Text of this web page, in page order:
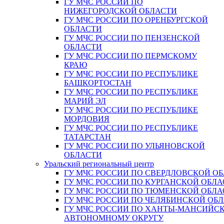
ГУ МЧС РОССИИ ПО
НИЖЕГОРОДСКОЙ ОБЛАСТИ
ГУ МЧС РОССИИ ПО ОРЕНБУРГСКОЙ
ОБЛАСТИ
ГУ МЧС РОССИИ ПО ПЕНЗЕНСКОЙ
ОБЛАСТИ
ГУ МЧС РОССИИ ПО ПЕРМСКОМУ
КРАЮ
ГУ МЧС РОССИИ ПО РЕСПУБЛИКЕ
БАШКОРТОСТАН
ГУ МЧС РОССИИ ПО РЕСПУБЛИКЕ
МАРИЙ ЭЛ
ГУ МЧС РОССИИ ПО РЕСПУБЛИКЕ
МОРДОВИЯ
ГУ МЧС РОССИИ ПО РЕСПУБЛИКЕ
ТАТАРСТАН
ГУ МЧС РОССИИ ПО УЛЬЯНОВСКОЙ
ОБЛАСТИ
Уральский региональный центр
ГУ МЧС РОССИИ ПО СВЕРДЛОВСКОЙ
ГУ МЧС РОССИИ ПО КУРГАНСКОЙ
ГУ МЧС РОССИИ ПО ТЮМЕНСКОЙ
ГУ МЧС РОССИИ ПО ЧЕЛЯБИНСКОЙ
ГУ МЧС РОССИИ ПО ХАНТЫ-
АВТОНОМНОМУ ОКРУГУ